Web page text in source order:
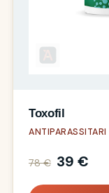
Toxofil
ANTIPARASSITARI
78 € 39 €